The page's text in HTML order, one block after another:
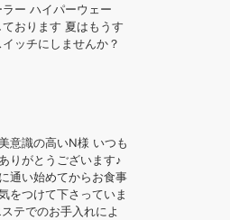
ー ️ハイパーウェー
おります 夏はもうす
ッチにしませんか？
意識の高いN様️ いつも
りがとうございます♪
通い始めてからお食事
をつけて下さっていま
テでのお手入れによ